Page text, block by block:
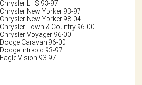
Chrysler LHS 93-97
Chrysler New Yorker 93-97
Chrysler New Yorker 98-04
Chrysler Town & Country 96-00
Chrysler Voyager 96-00
Dodge Caravan 96-00
Dodge Intrepid 93-97
Eagle Vision 93-97